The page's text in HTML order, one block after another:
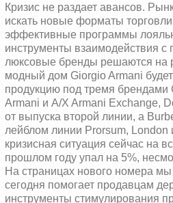
Кризис не раздает авансов.
искать новые форматы
эффективные программы
инструменты взаимодействия с
люксовые бренды решаются на
модный дом Giorgio Armani
продукцию под тремя брендами
Armani и A/X Armani Exchange,
от выпуска второй линии, а
лейблом линии Prorsum, London
кризисная ситуация сейчас на
прошлом году упал на 5%,
На страницах нового номера
сегодня помогает продавцам
инструменты стимулирования